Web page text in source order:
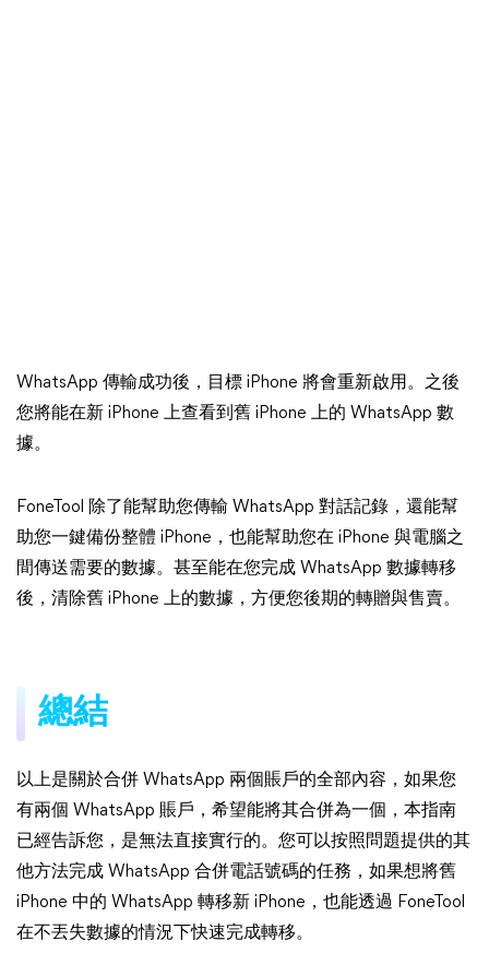
WhatsApp 傳輸成功後，目標 iPhone 將會重新啟用。之後
您將能在新 iPhone 上查看到舊 iPhone 上的 WhatsApp 數
據。
FoneTool 除了能幫助您傳輸 WhatsApp 對話記錄，還能幫
助您一鍵備份整體 iPhone，也能幫助您在 iPhone 與電腦之
間傳送需要的數據。甚至能在您完成 WhatsApp 數據轉移
後，清除舊 iPhone 上的數據，方便您後期的轉贈與售賣。
總結
以上是關於合併 WhatsApp 兩個賬戶的全部內容，如果您
有兩個 WhatsApp 賬戶，希望能將其合併為一個，本指南
已經告訴您，是無法直接實行的。您可以按照問題提供的其
他方法完成 WhatsApp 合併電話號碼的任務，如果想將舊
iPhone 中的 WhatsApp 轉移新 iPhone，也能透過 FoneTool
在不丟失數據的情況下快速完成轉移。